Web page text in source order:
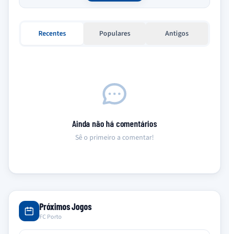
Recentes Populares Antigos
Ainda não há comentários
Sê o primeiro a comentar!
Próximos Jogos
FC Porto